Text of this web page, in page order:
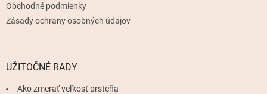
Obchodné podmienky
Zásady ochrany osobných údajov
UŽITOČNÉ RADY
Ako zmerať veľkosť prsteňa